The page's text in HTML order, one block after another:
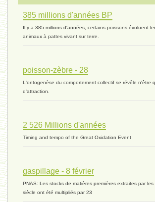
monogamie 03 - 21 novembre 2023 *
évolution 06 - 9 novembre 2023 *
vivant 07 - 22 octobre 2023 *
vivant 06 - 19 octobre 2023 *
385 millions d'années BP
Il y a 385 millions d'années, certains poissons évoluent
animaux à pattes vivant sur terre.
poisson-zèbre - 28
L'ontogenèse du comportement collectif se révêle n'être
d'attraction.
2 526 Millions d'années
Timing and tempo of the Great Oxidation Event
gaspillage - 8 février
PNAS: Les stocks de matières premières extraites par les
siècle ont été multipliés par 23